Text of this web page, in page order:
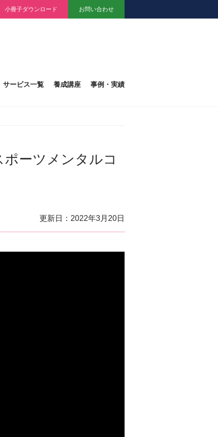
小冊子ダウンロード お問い合わせ
サービス一覧 養成講座 事例・実績
ーツメンタルコ
更新日：2022年3月20日